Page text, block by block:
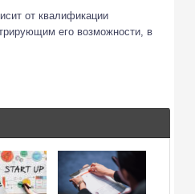
от квалификации
его возможности, в